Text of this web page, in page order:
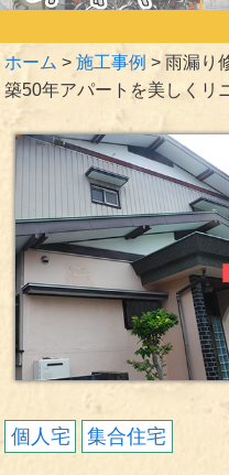
ホーム >施工事例 >雨漏り
築50年アパートを美しくリ
個人宅 集合住宅